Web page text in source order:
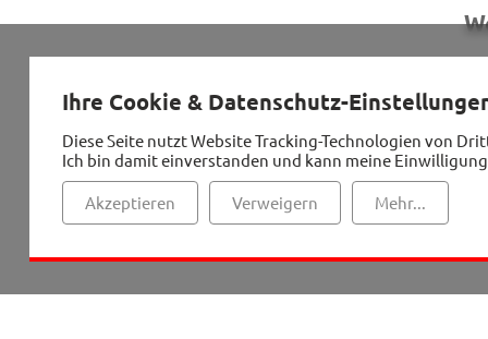
Am Samstag, 28. Oktober
Die Teilnahmekosten für
Das Halloween-Wochenende
Ihre Cookie & Datenschutz-
Diese Seite nutzt Website Tracking-Technologien von
Ich bin damit einverstanden und kann meine
Akzeptieren Verweigern Mehr...